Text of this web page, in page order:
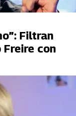
Filtran
con